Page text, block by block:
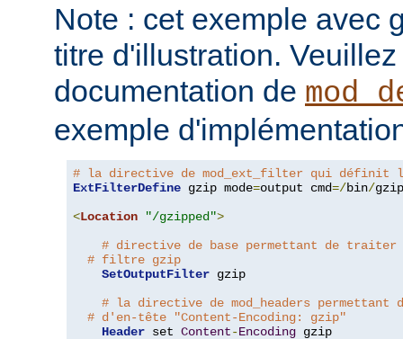
Note : cet exemple avec
titre d'illustration.
documentation de
exemple
# la directive de mod_ext_filter qui définit
ExtFilterDefine gzip mode=output cmd=/bin/gzip
<Location "/gzipped">
# directive de base permettant de
# filtre gzip
SetOutputFilter gzip
# la directive de mod_headers permettant
# d'en-tête "Content-Encoding: gzip"
Header set Content-Encoding